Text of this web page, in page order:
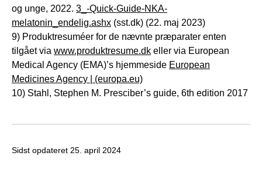
og unge, 2022. 3_-Quick-Guide-NKA-
melatonin_endelig.ashx (sst.dk) (22. maj 2023)
9) Produktresuméer for de nævnte præparater enten
tilgået via www.produktresume.dk eller via European
Medical Agency (EMA)’s hjemmeside European
Medicines Agency | (europa.eu)
10) Stahl, Stephen M. Presciber’s guide, 6th edition 2017
Sidst opdateret 25. april 2024